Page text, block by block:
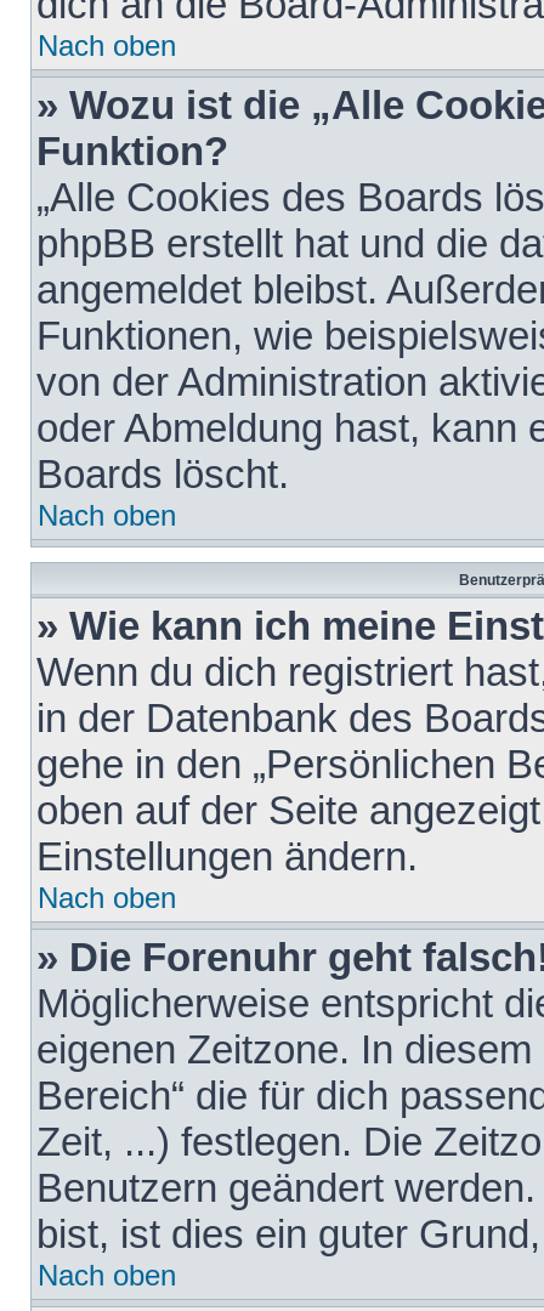
Nach oben
» Wozu ist die „Alle
Funktion?
„Alle Cookies des Boards
phpBB erstellt hat und die
angemeldet bleibst.
Funktionen, wie
von der Administration
oder Abmeldung hast, kann
Boards löscht.
Nach oben
» Wie kann ich meine
Wenn du dich registriert
in der Datenbank des
gehe in den „Persönlichen
oben auf der Seite
Einstellungen ändern.
Nach oben
» Die Forenuhr geht
Möglicherweise entspricht
eigenen Zeitzone. In
Bereich“ die für dich
Zeit, ...) festlegen. Die
Benutzern geändert
bist, ist dies ein guter
Nach oben